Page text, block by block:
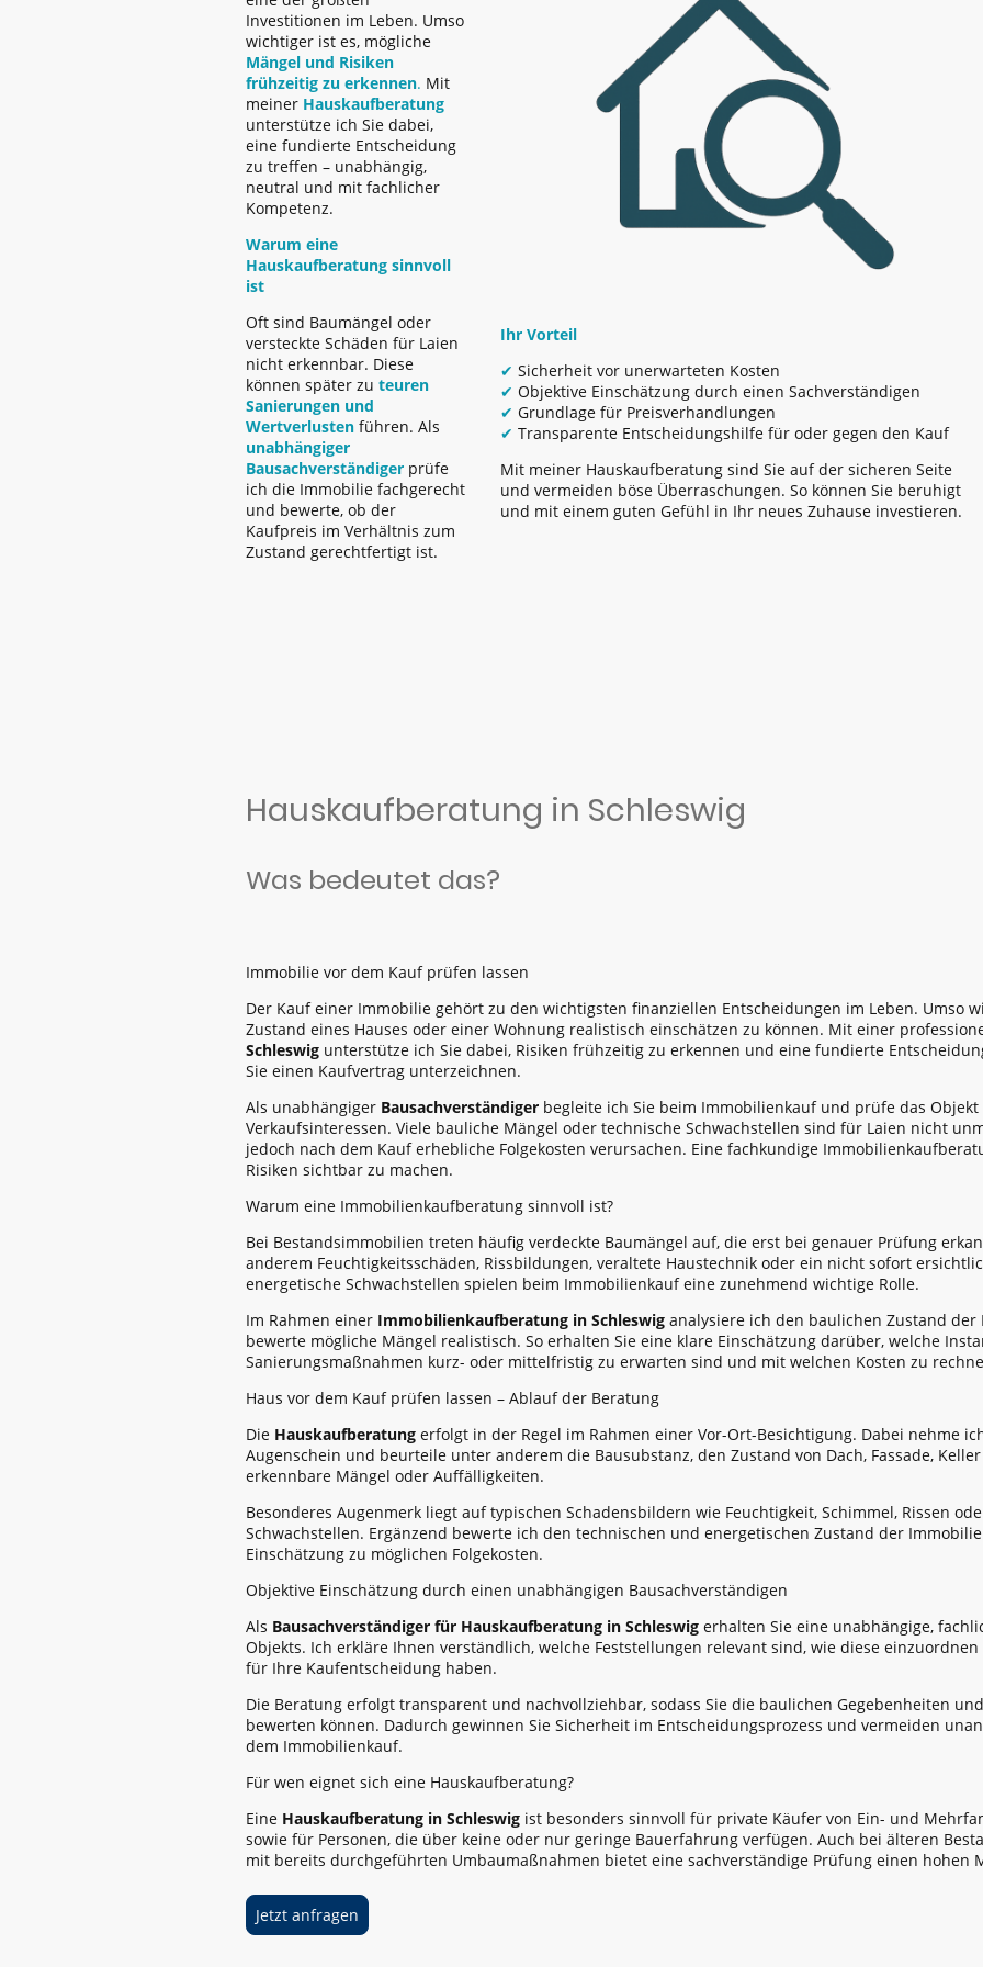
Investitionen im Leben. Umso
wichtiger ist es, mögliche
Mängel und Risiken
frühzeitig zu erkennen. Mit
meiner Hauskaufberatung
unterstütze ich Sie dabei,
eine fundierte Entscheidung
zu treffen – unabhängig,
neutral und mit fachlicher
Kompetenz.
Warum eine
Hauskaufberatung sinnvoll
ist
Oft sind Baumängel oder
versteckte Schäden für Laien
nicht erkennbar. Diese
können später zu teuren
Sanierungen und
Wertverlusten führen. Als
unabhängiger
Bausachverständiger prüfe
ich die Immobilie fachgerecht
und bewerte, ob der
Kaufpreis im Verhältnis zum
Zustand gerechtfertigt ist.
Ihr Vorteil
✔ Sicherheit vor unerwarteten Kosten
✔ Objektive Einschätzung durch einen Sachverständigen
✔ Grundlage für Preisverhandlungen
✔ Transparente Entscheidungshilfe für oder gegen den Kauf
Mit meiner Hauskaufberatung sind Sie auf der sicheren Seite
und vermeiden böse Überraschungen. So können Sie beruhigt
und mit einem guten Gefühl in Ihr neues Zuhause investieren.
Hauskaufberatung in Schleswig
Was bedeutet das?
Immobilie vor dem Kauf prüfen lassen
Der Kauf einer Immobilie gehört zu den wichtigsten finanziellen Entscheidungen im Leben. Umso
Zustand eines Hauses oder einer Wohnung realistisch einschätzen zu können. Mit einer
Schleswig unterstütze ich Sie dabei, Risiken frühzeitig zu erkennen und eine fundierte
Sie einen Kaufvertrag unterzeichnen.
Als unabhängiger Bausachverständiger begleite ich Sie beim Immobilienkauf und prüfe das
Verkaufsinteressen. Viele bauliche Mängel oder technische Schwachstellen sind für Laien nicht
jedoch nach dem Kauf erhebliche Folgekosten verursachen. Eine fachkundige
Risiken sichtbar zu machen.
Warum eine Immobilienkaufberatung sinnvoll ist?
Bei Bestandsimmobilien treten häufig verdeckte Baumängel auf, die erst bei genauer Prüfung
anderem Feuchtigkeitsschäden, Rissbildungen, veraltete Haustechnik oder ein nicht sofort
energetische Schwachstellen spielen beim Immobilienkauf eine zunehmend wichtige Rolle.
Im Rahmen einer Immobilienkaufberatung in Schleswig analysiere ich den baulichen Zustand
bewerte mögliche Mängel realistisch. So erhalten Sie eine klare Einschätzung darüber, welche
Sanierungsmaßnahmen kurz- oder mittelfristig zu erwarten sind und mit welchen Kosten zu
Haus vor dem Kauf prüfen lassen – Ablauf der Beratung
Die Hauskaufberatung erfolgt in der Regel im Rahmen einer Vor-Ort-Besichtigung. Dabei nehme
Augenschein und beurteile unter anderem die Bausubstanz, den Zustand von Dach, Fassade,
erkennbare Mängel oder Auffälligkeiten.
Besonderes Augenmerk liegt auf typischen Schadensbildern wie Feuchtigkeit, Schimmel, Rissen
Schwachstellen. Ergänzend bewerte ich den technischen und energetischen Zustand der
Einschätzung zu möglichen Folgekosten.
Objektive Einschätzung durch einen unabhängigen Bausachverständigen
Als Bausachverständiger für Hauskaufberatung in Schleswig erhalten Sie eine unabhängige,
Objekts. Ich erkläre Ihnen verständlich, welche Feststellungen relevant sind, wie diese
für Ihre Kaufentscheidung haben.
Die Beratung erfolgt transparent und nachvollziehbar, sodass Sie die baulichen Gegebenheiten
bewerten können. Dadurch gewinnen Sie Sicherheit im Entscheidungsprozess und vermeiden
dem Immobilienkauf.
Für wen eignet sich eine Hauskaufberatung?
Eine Hauskaufberatung in Schleswig ist besonders sinnvoll für private Käufer von Ein- und
sowie für Personen, die über keine oder nur geringe Bauerfahrung verfügen. Auch bei älteren
mit bereits durchgeführten Umbaumaßnahmen bietet eine sachverständige Prüfung einen hohen
Jetzt anfragen